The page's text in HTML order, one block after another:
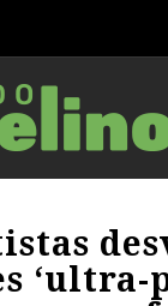
‘ultra-